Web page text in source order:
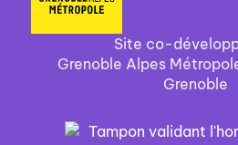
Site co-
Grenoble Alpes
Grenoble